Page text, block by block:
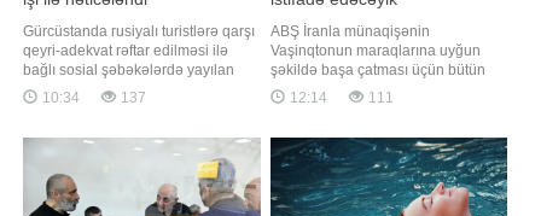
Gürcüstanda rusiyalı turistlərə qarşı
qeyri-adekvat rəftar edilməsi ilə
bağlı sosial şəbəkələrdə yayılan
paylaşımlar üzrə cinayət işi açılıb.
xəbər verir ki, bu barədə RİA
Təhlükəsizlik Xidmətinə (DTX)
istinadən məlumat yayıb. Məlumata
görə, böhtan xarakterli informasiya
kampaniyas
10:34 137
ABŞ İranla münaqişənin
Vaşinqtonun maraqlarına uyğun
şəkildə başa çatması üçün bütün
imkanlarından istifadə edəcək.
xəbər verir ki, bu barədə ABŞ-ın
News telekanalına müsahibəsində
bildirib. Vance qeyd edib ki, ABŞ
nəticənin öz maraqları baxımından
əlverişli olacağın
12:14 111